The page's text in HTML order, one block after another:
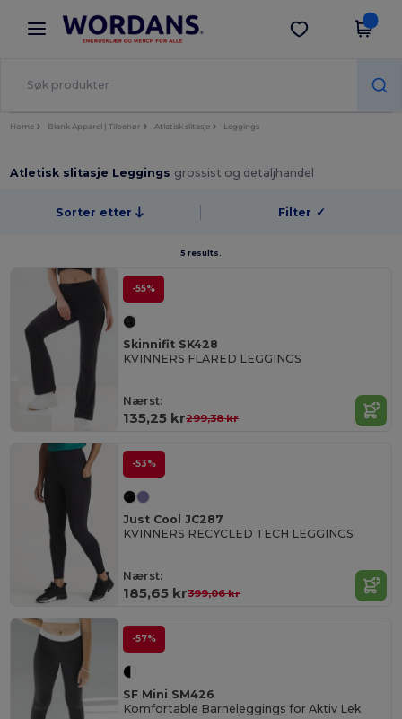
× Wordans-app
Bedre priser i appen!
Last ned app
Home Blank Apparel | Tilbehør Atletisk slitasje Leggings
Atletisk slitasje Leggings grossist og detaljhandel
Sorter etter Filter ✓
5 results.
-55%
Skinnifit SK428
KVINNERS FLARED LEGGINGS
Nærst:
135,25 kr299,38 kr
-53%
Just Cool JC287
KVINNERS RECYCLED TECH LEGGINGS
Nærst:
185,65 kr399,06 kr
-57%
SF Mini SM426
Komfortable Barneleggings for Aktiv Lek